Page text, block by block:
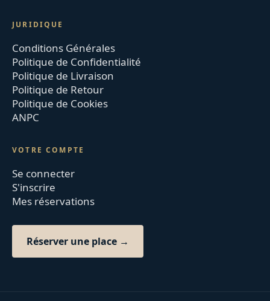
JURIDIQUE
Conditions Générales
Politique de Confidentialité
Politique de Livraison
Politique de Retour
Politique de Cookies
ANPC
VOTRE COMPTE
Se connecter
S'inscrire
Mes réservations
Réserver une place →